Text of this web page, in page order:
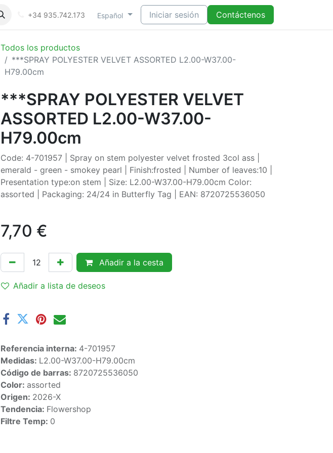
+34 935.742.173 Español Iniciar sesión Contáctenos
Todos los productos
***SPRAY POLYESTER VELVET ASSORTED L2.00-W37.00-
H79.00cm
***SPRAY POLYESTER VELVET
ASSORTED L2.00-W37.00-
H79.00cm
Code: 4-701957 | Spray on stem polyester velvet frosted 3col ass |
emerald - green - smokey pearl | Finish:frosted | Number of leaves:10 |
Presentation type:on stem | Size: L2.00-W37.00-H79.00cm Color:
assorted | Packaging: 24/24 in Butterfly Tag | EAN: 8720725536050
7,70 €
Añadir a la cesta
Añadir a lista de deseos
Referencia interna: 4-701957
Medidas: L2.00-W37.00-H79.00cm
Código de barras: 8720725536050
Color: assorted
Origen: 2026-X
Tendencia: Flowershop
Filtre Temp: 0